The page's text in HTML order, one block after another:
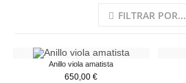
FILTRAR POR...
Anillo viola amatista
650,00€